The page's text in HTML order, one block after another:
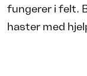
fungerer i felt.
haster med